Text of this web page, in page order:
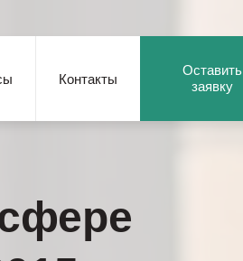
Оставить
заявку
Контакты